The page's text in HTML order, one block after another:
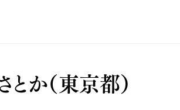
か（東京都）